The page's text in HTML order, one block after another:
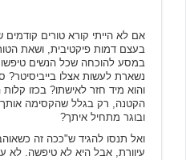
אם לא הייתי קורא טורים
בעצם דמות פיקטיבית, ושאת
במסע להוכחה שכל הנשים
נשארת לעשות אצלו
והוא מיד חזר לאישתו? בכזו
הקטנה, רק בגלל שהקסימה
ובוגר מתחיל איתך?
ואל תנסו להגיד ש"ככה זה
עיוורת, אבל היא לא טיפשה. לא